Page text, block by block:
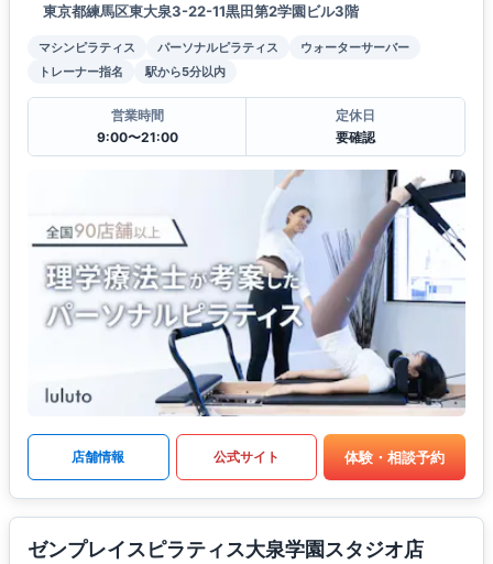
東京都練馬区東大泉3-22-11黒田第2学園ビル3階
マシンピラティス パーソナルピラティス
ウォーターサーバー
トレーナー指名
駅から5分以内
営業時間
9:00〜21:00
定休日
要確認
店舗情報 公式サイト 体験・相談予約
ゼンプレイスピラティス大泉学園スタジオ店